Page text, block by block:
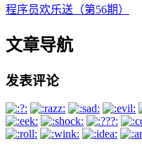
程序员欢乐送（第56期）
文章导航
发表评论